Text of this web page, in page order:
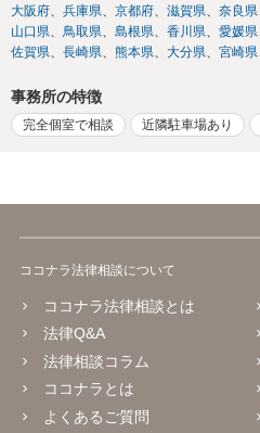
大阪府
兵庫県 京都府 滋賀県 奈良県
山口県
鳥取県 島根県 香川県 愛媛県
佐賀県
長崎県 熊本県 大分県 宮崎県
事務所の特徴
完全個室で相談 近隣駐車場あり
ココナラ法律相談について
ココナラ法律相談とは
法律Q&A
法律相談コラム
ココナラとは
よくあるご質問